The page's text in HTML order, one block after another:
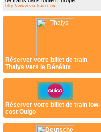
http://www.via-train.com
Réserver votre billet de train
Thalys vers le Bénélux
Réserver votre billet de train low-
cost Ouigo